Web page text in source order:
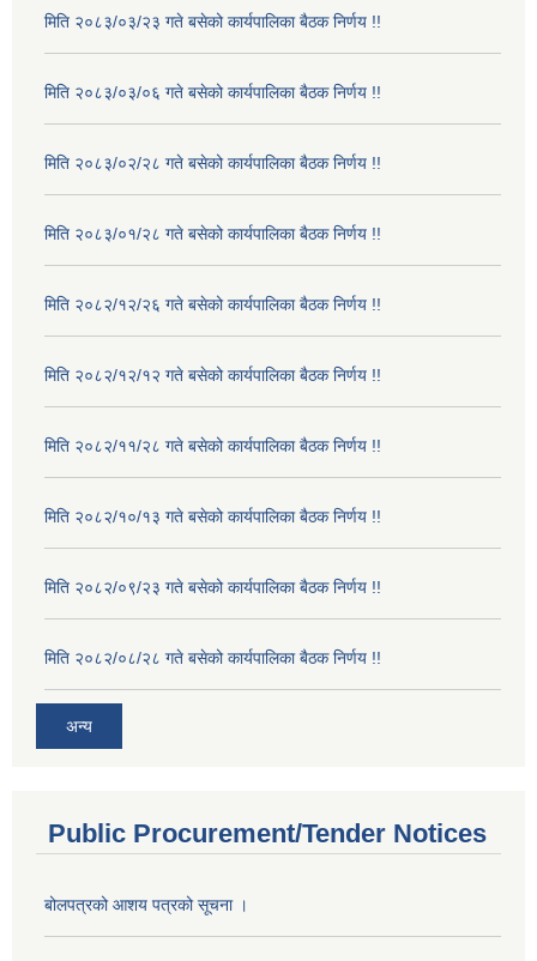
मिति २०८३/०३/२३ गते बसेको कार्यपालिका बैठक निर्णय !!
मिति २०८३/०३/०६ गते बसेको कार्यपालिका बैठक निर्णय !!
मिति २०८३/०२/२८ गते बसेको कार्यपालिका बैठक निर्णय !!
मिति २०८३/०१/२८ गते बसेको कार्यपालिका बैठक निर्णय !!
मिति २०८२/१२/२६ गते बसेको कार्यपालिका बैठक निर्णय !!
मिति २०८२/१२/१२ गते बसेको कार्यपालिका बैठक निर्णय !!
मिति २०८२/११/२८ गते बसेको कार्यपालिका बैठक निर्णय !!
मिति २०८२/१०/१३ गते बसेको कार्यपालिका बैठक निर्णय !!
मिति २०८२/०९/२३ गते बसेको कार्यपालिका बैठक निर्णय !!
मिति २०८२/०८/२८ गते बसेको कार्यपालिका बैठक निर्णय !!
अन्य
Public Procurement/Tender Notices
बोलपत्रको आशय पत्रको सूचना ।